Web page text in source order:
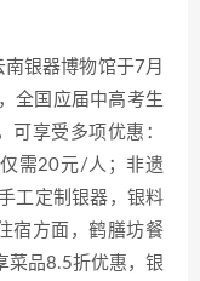
银器博物馆于7月
全国应届中高考生
可享受多项优惠：
需20元/人；非遗
工定制银器，银料
宿方面，鹤膳坊餐
菜品8.5折优惠，银